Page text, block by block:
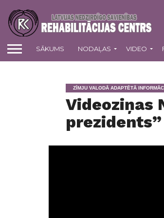
SĀKUMS NODAĻAS VIDEO
ZĪMJU VALODĀ ADAPTĒTĀ
Videoziņas
prezidents”